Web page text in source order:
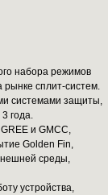
набора режимов
сплит-систем.
системами защиты,
года.
и GMCC,
Golden Fin,
среды,
устройства,